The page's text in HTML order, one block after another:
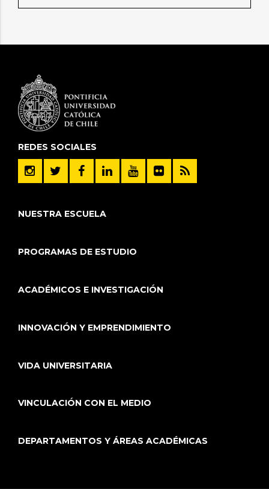
REDES SOCIALES
NUESTRA ESCUELA
PROGRAMAS DE ESTUDIO
ACADÉMICOS E INVESTIGACIÓN
INNOVACIÓN Y EMPRENDIMIENTO
VIDA UNIVERSITARIA
VINCULACIÓN CON EL MEDIO
DEPARTAMENTOS Y ÁREAS ACADÉMICAS